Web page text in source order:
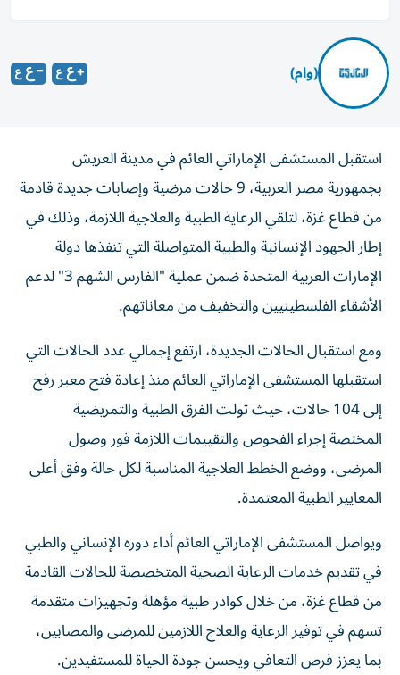
(وام)
استقبل المستشفى الإماراتي العائم في مدينة العريش
بجمهورية مصر العربية، 9 حالات مرضية وإصابات جديدة قادمة
من قطاع غزة، لتلقي الرعاية الطبية والعلاجية اللازمة، وذلك في
إطار الجهود الإنسانية والطبية المتواصلة التي تنفذها دولة
الإمارات العربية المتحدة ضمن عملية "الفارس الشهم 3" لدعم
الأشقاء الفلسطينيين والتخفيف من معاناتهم.
ومع استقبال الحالات الجديدة، ارتفع إجمالي عدد الحالات التي
استقبلها المستشفى الإماراتي العائم منذ إعادة فتح معبر رفح
إلى 104 حالات، حيث تولت الفرق الطبية والتمريضية
المختصة إجراء الفحوص والتقييمات اللازمة فور وصول
المرضى، ووضع الخطط العلاجية المناسبة لكل حالة وفق أعلى
المعايير الطبية المعتمدة.
ويواصل المستشفى الإماراتي العائم أداء دوره الإنساني والطبي
في تقديم خدمات الرعاية الصحية المتخصصة للحالات القادمة
من قطاع غزة، من خلال كوادر طبية مؤهلة وتجهيزات متقدمة
تسهم في توفير الرعاية والعلاج اللازمين للمرضى والمصابين،
بما يعزز فرص التعافي ويحسن جودة الحياة للمستفيدين.